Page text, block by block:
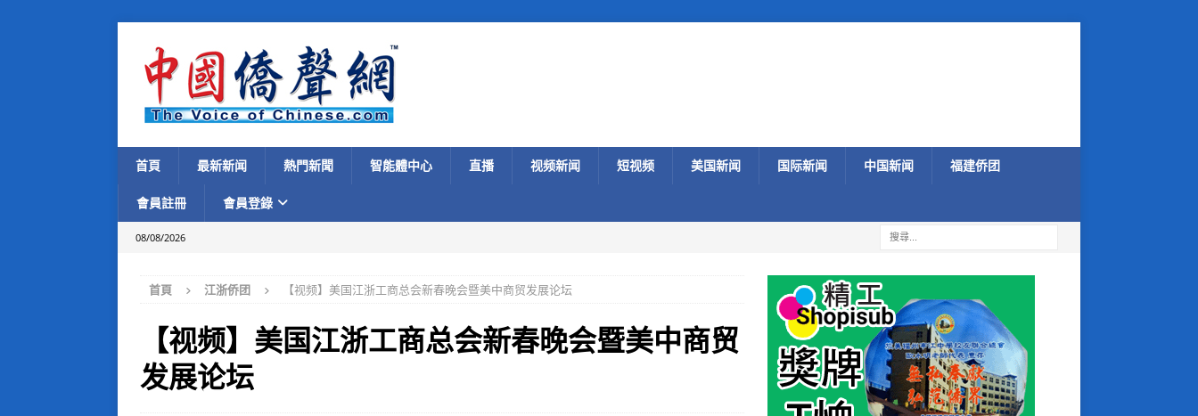
首頁 最新新闻 熱門新聞 智能體中心 直播 视频新闻 短视频 美国新闻 国际新闻 中国新闻 福建侨团
會員註冊 會員登錄
08/08/2026
首頁 江浙侨团 【视频】美国江浙工商总会新春晚会暨美中商贸发展论坛
【视频】美国江浙工商总会新春晚会暨美中商贸
发展论坛